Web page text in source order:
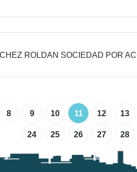
ROLDAN SOCIEDAD POR
8 9 10 11 12 13
24 25 26 27 28